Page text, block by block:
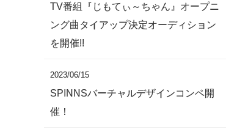
TV番組『じもてぃ～ちゃん』オープニ
ング曲タイアップ決定オーディション
を開催!!
2023/06/15
SPINNSバーチャルデザインコンペ開
催！